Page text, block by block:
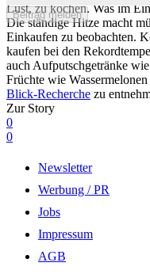
Beitrag melden
Lust, zu kochen. Was im
Die ständige Hitze macht
Einkaufen zu beobachten.
kaufen bei den
auch Aufputschgetränke
Früchte wie
Blick-Recherche zu
Zur Story
0
0
Newsletter
Werbung / PR
Jobs
Impressum
AGB